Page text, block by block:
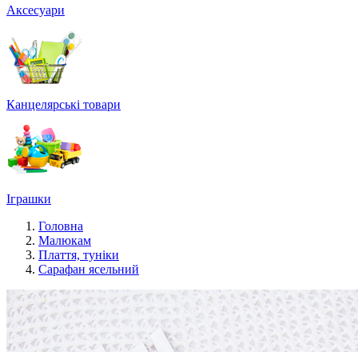
Аксесуари
Канцелярські товари
Іграшки
Головна
Малюкам
Плаття, туніки
Сарафан ясельний